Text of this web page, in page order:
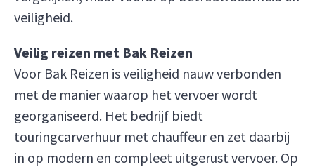
veiligheid.
Veilig reizen met Bak Reizen
Voor Bak Reizen is veiligheid nauw verbonden
met de manier waarop het vervoer wordt
georganiseerd. Het bedrijf biedt
touringcarverhuur met chauffeur en zet daarbij
in op modern en compleet uitgerust vervoer. Op